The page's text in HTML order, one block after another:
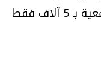
جنيه بدلا من 50 ألف، وإشهار الجمعية بـ 5 آلاف فقط